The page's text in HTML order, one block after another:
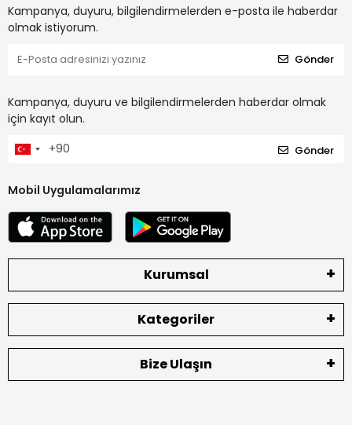
Kampanya, duyuru, bilgilendirmelerden e-posta ile haberdar
olmak istiyorum.
Gönder
Kampanya, duyuru ve bilgilendirmelerden haberdar olmak
için kayıt olun.
Gönder
Mobil Uygulamalarımız
Kurumsal
Kategoriler
Bize Ulaşın